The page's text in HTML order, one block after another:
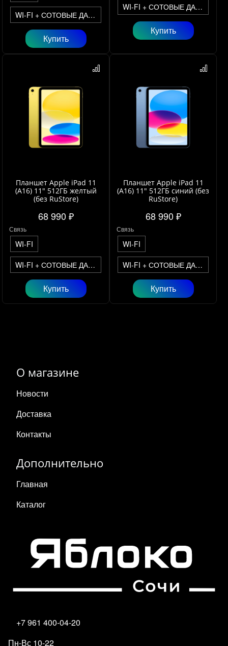
WI-FI + СОТОВЫЕ ДАННЫЕ
Купить
WI-FI + СОТОВЫЕ ДАННЫЕ
Купить
Планшет Apple iPad 11
(A16) 11" 512ГБ желтый
(без RuStore)
68 990 ₽
Связь
WI-FI
WI-FI + СОТОВЫЕ ДАННЫЕ
Купить
Планшет Apple iPad 11
(A16) 11" 512ГБ синий (без
RuStore)
68 990 ₽
Связь
WI-FI
WI-FI + СОТОВЫЕ ДАННЫЕ
Купить
О магазине
Новости
Доставка
Контакты
Дополнительно
Главная
Каталог
+7 961 400-04-20
Пн-Вс 10-22